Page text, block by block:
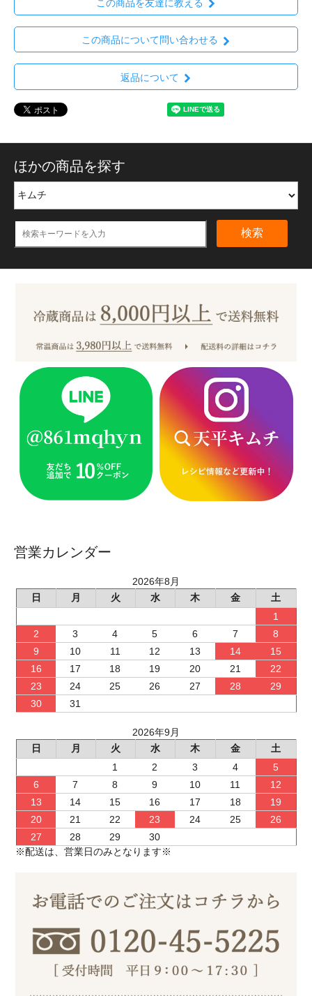
この商品を友達に教える
この商品について問い合わせる
返品について
ほかの商品を探す
検索
営業カレンダー
2026年8月
日
月 火 水 木 金
土
1
2
3 4 5 6 7
8
9
10 11 12 13 14
15
16
17 18 19 20 21
22
23
24 25 26 27 28
29
30
31
2026年9月
日
月 火 水 木 金
土
1
2 3 4
5
6
7 8 9 10 11
12
13
14 15 16 17 18
19
20
21 22 23 24 25
26
27
28 29
30
※配送は、営業日のみとなります※